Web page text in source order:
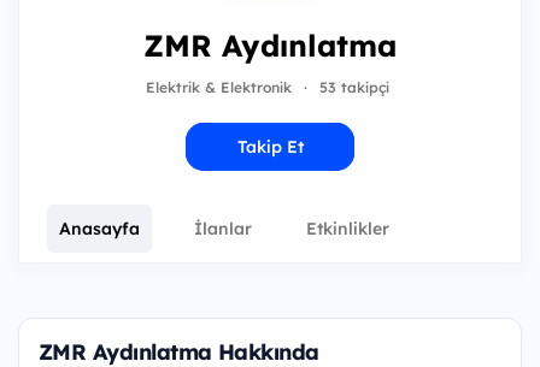
ZMR Aydınlatma
Elektrik & Elektronik · 53 takipçi
Takip Et
Anasayfa İlanlar Etkinlikler
ZMR Aydınlatma Hakkında